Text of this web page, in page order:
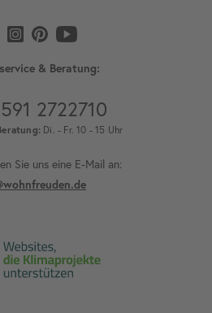
& Beratung:
2722710
Di. - Fr. 10 - 15 Uhr
Sie uns eine E-Mail an: